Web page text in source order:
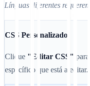
Línguas diferentes
CSS Personalizado
Clique "Editar CSS"
específico que está a editar.